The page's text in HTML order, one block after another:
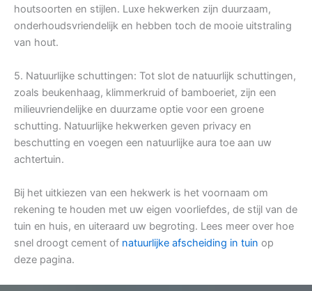
houtsoorten en stijlen. Luxe hekwerken zijn duurzaam,
onderhoudsvriendelijk en hebben toch de mooie uitstraling
van hout.
5. Natuurlijke schuttingen: Tot slot de natuurlijk schuttingen,
zoals beukenhaag, klimmerkruid of bamboeriet, zijn een
milieuvriendelijke en duurzame optie voor een groene
schutting. Natuurlijke hekwerken geven privacy en
beschutting en voegen een natuurlijke aura toe aan uw
achtertuin.
Bij het uitkiezen van een hekwerk is het voornaam om
rekening te houden met uw eigen voorliefdes, de stijl van de
tuin en huis, en uiteraard uw begroting. Lees meer over hoe
snel droogt cement of natuurlijke afscheiding in tuin op
deze pagina.